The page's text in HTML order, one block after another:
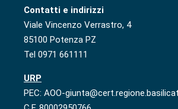
Contatti e indirizzi
Viale Vincenzo Verrastro, 4
85100 Potenza PZ
Tel 0971 661111
URP
PEC: AOO-